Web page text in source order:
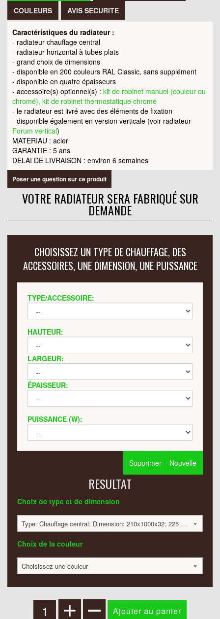
COULEURS
AVIS SECURITE
Caractéristiques du radiateur :
- radiateur chauffage central
- radiateur horizontal à tubes plats
- grand choix de dimensions
- disponible en 200 couleurs RAL Classic, sans supplément
- disponible en quatre épaisseurs
- accessoire(s) optionnel(s) : kit de robinet manuel (couleur ou
chromé), kit de robinet thermostatique chromé
- le radiateur est livré avec des éléments de fixation
- disponible également en version verticale (voir radiateur
Forum vertical)
MATERIAU : acier
GARANTIE : 5 ans
DELAI DE LIVRAISON : environ 6 semaines
Poser une question sur ce produit
VOTRE RADIATEUR SERA FABRIQUÉ SUR
DEMANDE
CHOISISSEZ UN TYPE DE CHAUFFAGE, DES
ACCESSOIRES, UNE DIMENSION, UNE PUISSANCE
TYPE/ACCESSOIRE:
HAUTEUR:
LARGEUR:
ÉPAISSEUR:
PUISSANCE (W):
Supprimer – Nouvelle
RESULTAT
Choix de type et de dimension
Type: Chauffage central; Dimension: 210x1000x32; 225 Watt:; 349 €
Choix de la couleur
Choisissez une couleur